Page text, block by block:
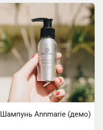
Шампунь Annmarie (демо)